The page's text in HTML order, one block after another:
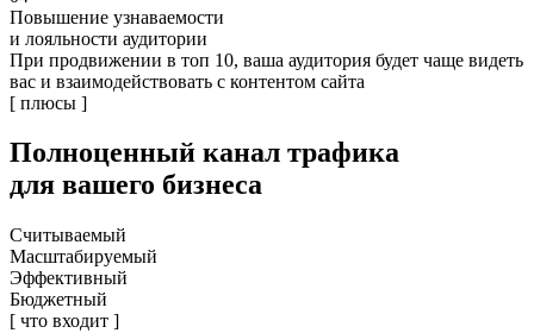
Повышение узнаваемости
и лояльности аудитории
При продвижении в топ 10, ваша аудитория будет чаще видеть
вас и взаимодействовать с контентом сайта
[ плюсы ]
Полноценный канал трафика
для вашего бизнеса
Считываемый
Масштабируемый
Эффективный
Бюджетный
[ что входит ]